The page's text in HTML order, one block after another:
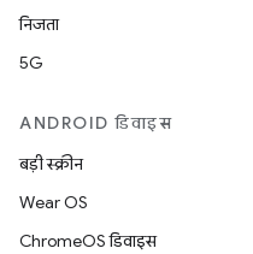
निजता
5G
ANDROID डिवाइस
बड़ी स्क्रीन
Wear OS
ChromeOS डिवाइस